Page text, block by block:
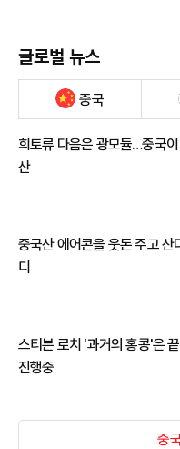
글로벌 뉴스
중국
희토류 다음은 광모듈…중국
산
중국산 에어콘을 웃돈 주고 산
디
스티븐 로치 '과거의 홍콩'은
진행중
중